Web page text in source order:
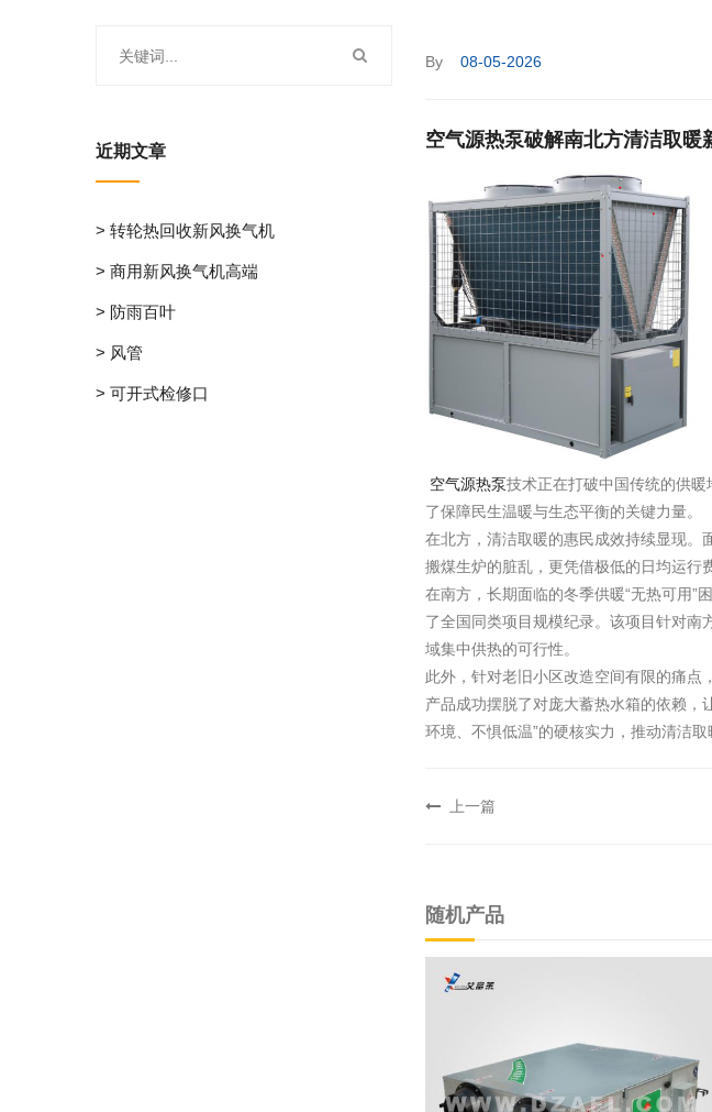
By 08-05-2026
空气源热泵破解南北方清洁取暖
空气源热泵技术正在打破中国传统的供
了保障民生温暖与生态平衡的关键力量。
在北方，清洁取暖的惠民成效持续显现
搬煤生炉的脏乱，更凭借极低的日均运行
在南方，长期面临的冬季供暖“无热可用”
了全国同类项目规模纪录。该项目针对
域集中供热的可行性。
此外，针对老旧小区改造空间有限的痛点
产品成功摆脱了对庞大蓄热水箱的依赖，
环境、不惧低温”的硬核实力，推动清洁取
上一篇
随机产品
近期文章
> 转轮热回收新风换气机
> 商用新风换气机高端
> 防雨百叶
> 风管
> 可开式检修口